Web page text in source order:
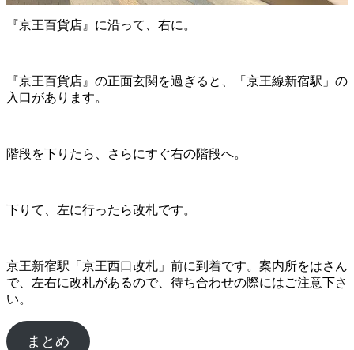
『京王百貨店』に沿って、右に。
『京王百貨店』の正面玄関を過ぎると、「京王線新宿駅」の
入口があります。
階段を下りたら、さらにすぐ右の階段へ。
下りて、左に行ったら改札です。
京王新宿駅「京王西口改札」前に到着です。案内所をはさん
で、左右に改札があるので、待ち合わせの際にはご注意下さ
い。
まとめ